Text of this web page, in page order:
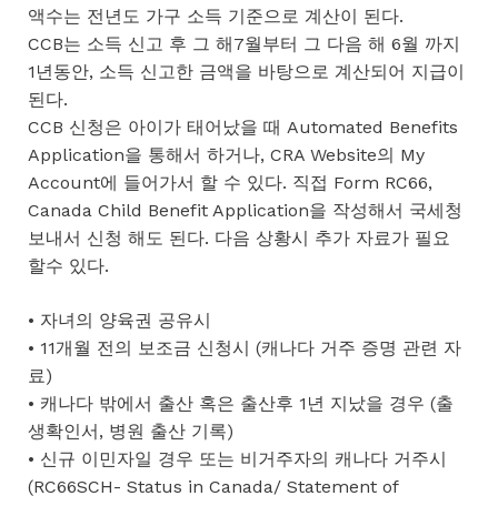
액수는 전년도 가구 소득 기준으로 계산이 된다.
CCB는 소득 신고 후 그 해7월부터 그 다음 해 6월 까지
1년동안, 소득 신고한 금액을 바탕으로 계산되어 지급이
된다.
CCB 신청은 아이가 태어났을 때 Automated Benefits
Application을 통해서 하거나, CRA Website의 My
Account에 들어가서 할 수 있다. 직접 Form RC66,
Canada Child Benefit Application을 작성해서 국세청
보내서 신청 해도 된다. 다음 상황시 추가 자료가 필요
할수 있다.
• 자녀의 양육권 공유시
• 11개월 전의 보조금 신청시 (캐나다 거주 증명 관련 자
료)
• 캐나다 밖에서 출산 혹은 출산후 1년 지났을 경우 (출
생확인서, 병원 출산 기록)
• 신규 이민자일 경우 또는 비거주자의 캐나다 거주시
(RC66SCH- Status in Canada/ Statement of